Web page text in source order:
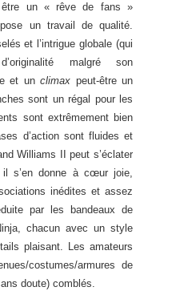
être un « rêve de fans »
un travail de qualité.
et l’intrigue globale (qui
malgré son
et un climax peut-être un
sont un régal pour les
sont extrêmement bien
d’action sont fluides et
Williams II peut s’éclater
s’en donne à cœur joie,
inédites et assez
par les bandeaux de
chacun avec un style
plaisant. Les amateurs
costumes/armures de
doute) comblés.